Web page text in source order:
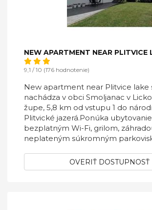
NEW APARTMENT NEAR PLITVICE
9,1 / 10 (176 hodnotenie)
New apartment near Plitvice lake
nachádza v obci Smoljanac v
župe, 5,8 km od vstupu 1 do
Plitvické jazerá.Ponúka
bezplatným Wi-Fi, grilom,
neplateným súkromným
OVERIŤ DOSTUPNOSŤ